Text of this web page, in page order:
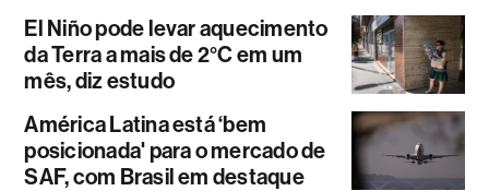
El Niño pode levar aquecimento
da Terra a mais de 2°C em um
mês, diz estudo
América Latina está ‘bem
posicionada' para o mercado de
SAF, com Brasil em destaque